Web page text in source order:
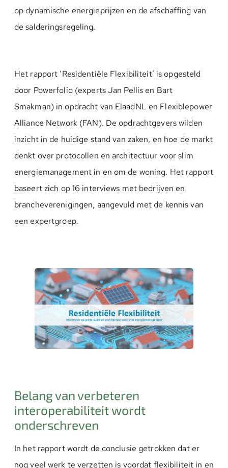
op dynamische energieprijzen en de afschaffing van
de salderingsregeling.
Het rapport ‘Residentiële Flexibiliteit’ is opgesteld
door Powerfolio (experts Jan Pellis en Bart
Smakman) in opdracht van ElaadNL en Flexiblepower
Alliance Network (FAN). De opdrachtgevers wilden
inzicht in de huidige stand van zaken, en hoe de markt
denkt over protocollen en architectuur voor slim
energiemanagement in en om de woning. Het rapport
baseert zich op 16 interviews met bedrijven en
brancheverenigingen, aangevuld met de kennis van
een expertgroep.
Belang van verbeteren
interoperabiliteit wordt
onderschreven
In het rapport wordt de conclusie getrokken dat er
nog veel werk te verzetten is voordat flexibiliteit in en